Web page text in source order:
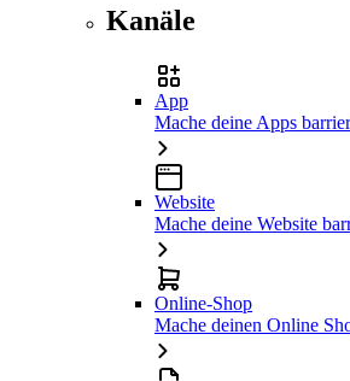
Kanäle
App
Mache deine Apps
Website
Mache deine Website
Online-Shop
Mache deinen Online